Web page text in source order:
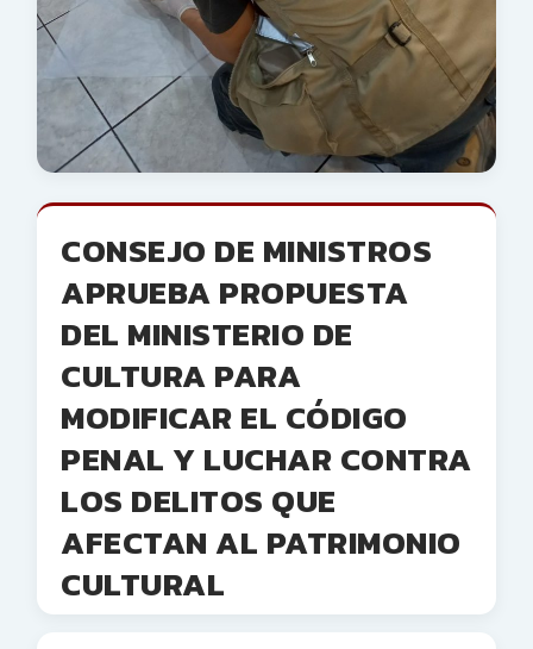
CONSEJO DE MINISTROS
APRUEBA PROPUESTA
DEL MINISTERIO DE
CULTURA PARA
MODIFICAR EL CÓDIGO
PENAL Y LUCHAR CONTRA
LOS DELITOS QUE
AFECTAN AL PATRIMONIO
CULTURAL